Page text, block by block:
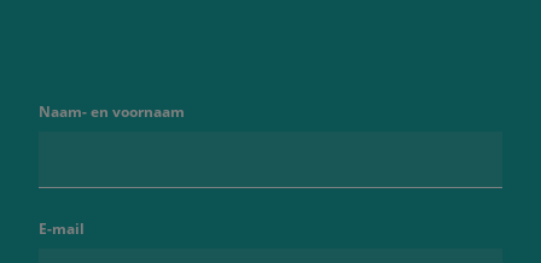
Naam- en voornaam
E-mail